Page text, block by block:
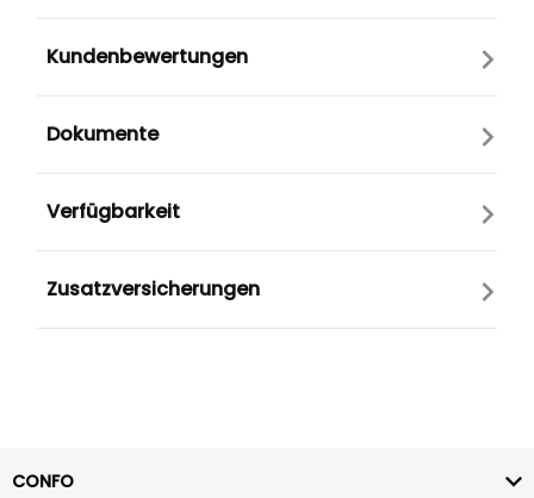
Kundenbewertungen
Dokumente
Verfügbarkeit
Zusatzversicherungen
CONFO